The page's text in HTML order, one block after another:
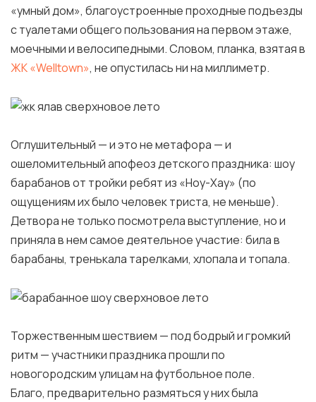
«умный дом», благоустроенные проходные подъезды
с туалетами общего пользования на первом этаже,
моечными и велосипедными. Словом, планка, взятая в
ЖК «Welltown», не опустилась ни на миллиметр.
Оглушительный — и это не метафора — и
ошеломительный апофеоз детского праздника: шоу
барабанов от тройки ребят из «Ноу-Хау» (по
ощущениям их было человек триста, не меньше).
Детвора не только посмотрела выступление, но и
приняла в нем самое деятельное участие: била в
барабаны, тренькала тарелками, хлопала и топала.
Торжественным шествием — под бодрый и громкий
ритм — участники праздника прошли по
новогородским улицам на футбольное поле.
Благо, предварительно размяться у них была